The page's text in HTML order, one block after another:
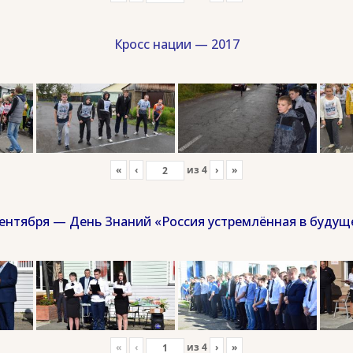
Кросс нации — 2017
« ‹ из 4 › »
— День Знаний «Россия устремлённая в
« ‹ из 4 › »